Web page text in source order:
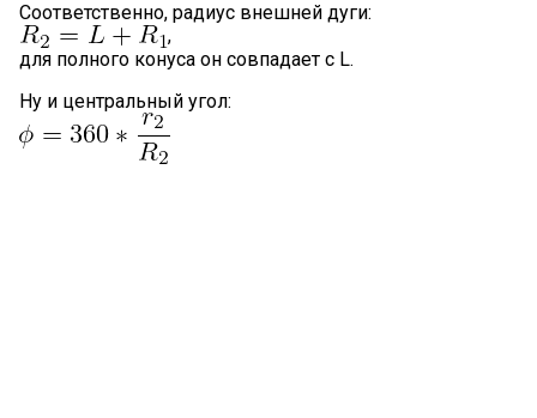
Соответственно, радиус внешней дуги:
,
для полного конуса он совпадает с L.
Ну и центральный угол: